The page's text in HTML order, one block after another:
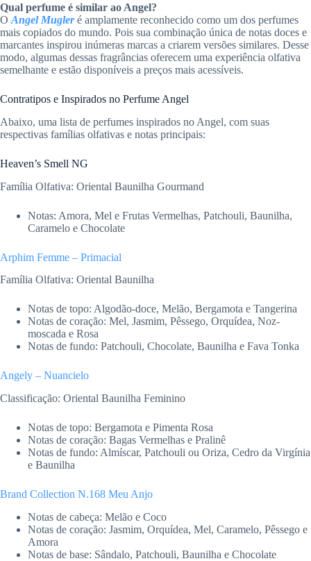
Qual perfume é similar ao Angel?
O Angel Mugleré amplamente reconhecido como um dos perfumes
mais copiados do mundo. Pois sua combinação única de notas doces e
marcantes inspirou inúmeras marcas a criarem versões similares. Desse
modo, algumas dessas fragrâncias oferecem uma experiência olfativa
semelhante e estão disponíveis a preços mais acessíveis.
Contratipos e Inspirados no Perfume Angel
Abaixo, uma lista de perfumes inspirados no Angel, com suas
respectivas famílias olfativas e notas principais:
Heaven’s Smell NG
Família Olfativa: Oriental Baunilha Gourmand
Notas: Amora, Mel e Frutas Vermelhas, Patchouli, Baunilha,
Caramelo e Chocolate
Arphim Femme – Primacial
Família Olfativa: Oriental Baunilha
Notas de topo: Algodão-doce, Melão, Bergamota e Tangerina
Notas de coração: Mel, Jasmim, Pêssego, Orquídea, Noz-
moscada e Rosa
Notas de fundo: Patchouli, Chocolate, Baunilha e Fava Tonka
Angely – Nuancielo
Classificação: Oriental Baunilha Feminino
Notas de topo: Bergamota e Pimenta Rosa
Notas de coração: Bagas Vermelhas e Pralinê
Notas de fundo: Almíscar, Patchouli ou Oriza, Cedro da Virgínia
e Baunilha
Brand Collection N.168 Meu Anjo
Notas de cabeça: Melão e Coco
Notas de coração: Jasmim, Orquídea, Mel, Caramelo, Pêssego e
Amora
Notas de base: Sândalo, Patchouli, Baunilha e Chocolate